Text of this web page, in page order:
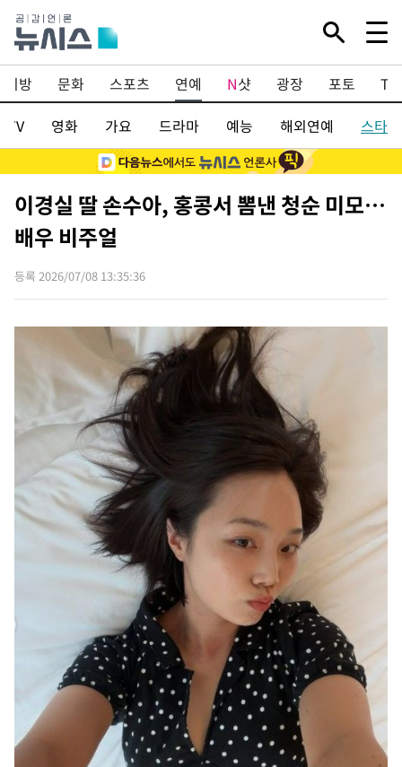
지방 문화 스포츠 연예 N샷 광장 포토 TV
TV
영화 가요 드라마 예능 해외연예 스타
이경실 딸 손수아, 홍콩서 뽐낸 청순 미모…
배우 비주얼
등록 2026/07/08 13:35:36